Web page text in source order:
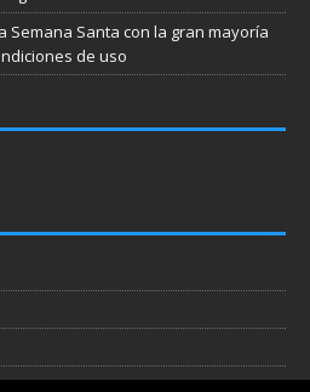
Semana Santa con la gran mayoría
de uso